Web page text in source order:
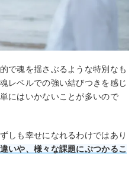
で魂を揺さぶるような特別なも
レベルでの強い結びつきを感じ
にはいかないことが多いので
しも幸せになれるわけではあり
いや、様々な課題にぶつかるこ